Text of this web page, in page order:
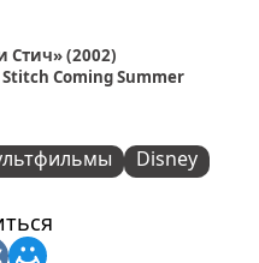
Стич» (2002)
Coming Summer
Disney